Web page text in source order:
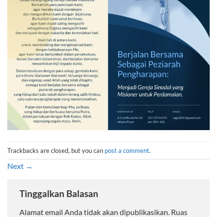
Trackbacks are closed, but you can post a comment.
Next →
Tinggalkan Balasan
Alamat email Anda tidak akan dipublikasikan. Ruas